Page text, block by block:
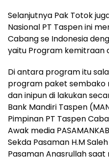
Selanjutnya Pak Totok
Nasional PT Taspen ini
Cabang se Indonesia
yaitu Program kemitraan
Di antara program itu
program paket sembako
dan inipun di lakukan
Bank Mandiri Taspen
Pimpinan PT Taspen
Awak media
Sekda Pasaman H.M
Pasaman Anasrullah